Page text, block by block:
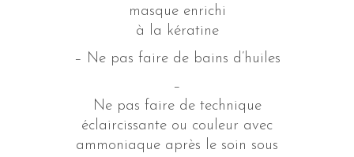
masque enrichi
à la kératine
– Ne pas faire de bains d’huiles
–
Ne pas faire de technique
éclaircissante ou couleur avec
ammoniaque après le soin sous